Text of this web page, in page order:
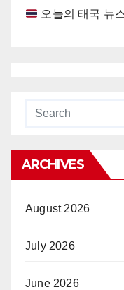
오늘의 태국 뉴
ARCHIVES
August 2026
July 2026
June 2026